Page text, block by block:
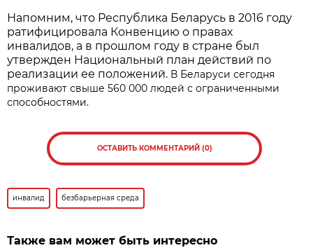
Напомним, что Республика Беларусь в 2016 году
ратифицировала Конвенцию о правах
инвалидов, а в прошлом году в стране был
утвержден Национальный план действий по
реализации ее положений. В Беларуси сегодня
проживают свыше 560 000 людей с ограниченными
способностями.
ОСТАВИТЬ КОММЕНТАРИЙ (0)
инвалид безбарьерная среда
Также вам может быть интересно